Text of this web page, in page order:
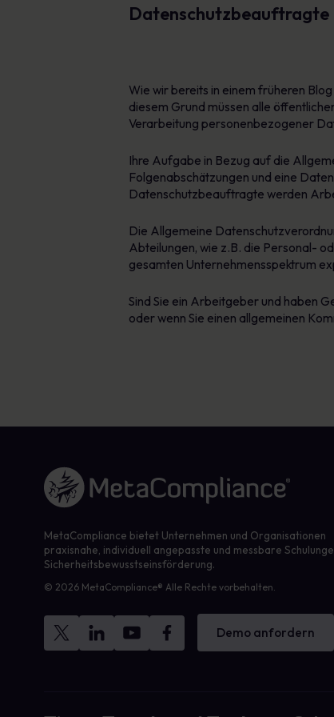
Datenschutzbeauftragte
Wie wir bereits in einem früheren
diesem Grund müssen alle
Verarbeitung personenbezogener
Ihre Aufgabe in Bezug auf die
Folgenabschätzungen und eine
Datenschutzbeauftragte werden
Die Allgemeine
Abteilungen, wie z.B. die Personal-
gesamten Unternehmensspektrum
Sind Sie ein Arbeitgeber und haben
oder wenn Sie einen allgemeinen
Link zur Homepage
MetaCompliance bietet Unternehmen und Organisationen
praxisnahe, individuell angepasste und messbare
Sicherheitsbewusstseinsförderung.
© 2026 MetaCompliance® Alle Rechte vorbehalten.
Demo anfordern